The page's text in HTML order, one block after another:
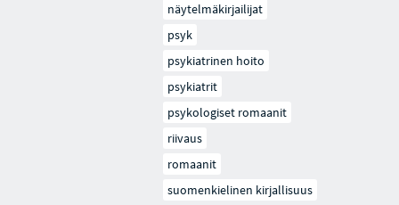
näytelmäkirjailijat
psyk
psykiatrinen hoito
psykiatrit
psykologiset romaanit
riivaus
romaanit
suomenkielinen kirjallisuus